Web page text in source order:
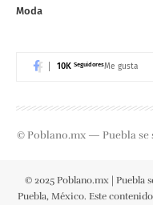
Moda
10K SeguidoresMe gusta
© Poblano.mx — Puebla se
© 2025 Poblano.mx | Puebla
Puebla, México. Este